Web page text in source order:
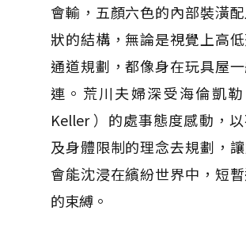
會輸，五顏六色的內部裝潢
狀的結構，無論是視覺上高
通道規劃，都像身在玩具屋
連。荒川夫婦深受海倫凱
Keller ）的處事態度感動，
及身體限制的理念去規劃，
會能沈浸在繽紛世界中，短
的束縛。